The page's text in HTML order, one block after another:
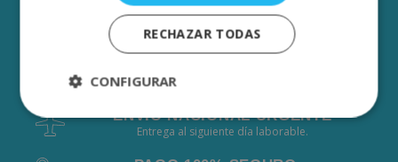
3 AÑOS DE GARANTÍA
De 2 a 3 días laborables.
ENVÍO NACIONAL URGENTE
Entrega al siguiente día laborable.
RECHAZAR TODAS
CONFIGURAR
Estrictamente
necesarias
Rendimiento